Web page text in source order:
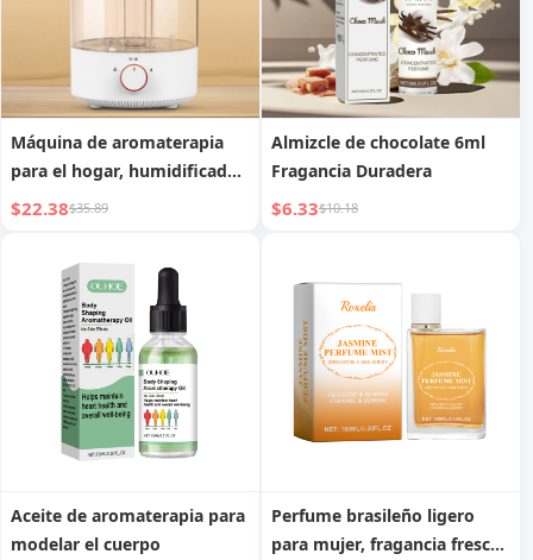
Máquina de aromaterapia
para el hogar, humidificador
silencioso para dormitorio
$22.38$35.89
Almizcle de chocolate 6ml
Fragancia Duradera
$6.33$10.18
Aceite de aromaterapia para
modelar el cuerpo
Perfume brasileño ligero
para mujer, fragancia fresca